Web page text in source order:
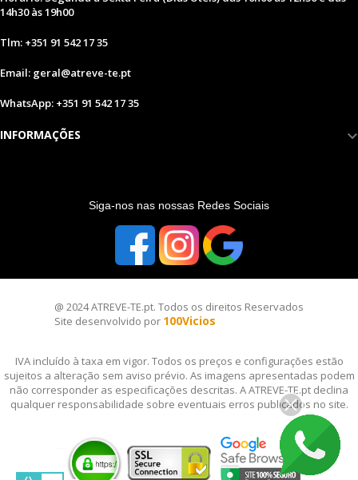
14h30 às 19h00
Tlm: +351 91 542 17 35
Email: geral@atreve-te.pt
WhatsApp: +351 91 542 17 35
INFORMAÇÕES
Siga-nos nas nossas Redes Sociais
@ 2024 ATREVE-TE.pt. Todos os direitos Reservados
Site desenvolvido por 100Vicios
IVA incluído à taxa em vigor. Todos os preços e configurações estão
sujeitos a alteração sem aviso prévio. As imagens apresentadas podem
não corresponder as especificações descritas. A ATREVE-TE.pt declina
qualquer responsabilidade sobre eventuais erros publicados no site.